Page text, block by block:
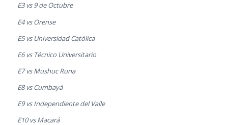
E3 vs 9 de Octubre
E4 vs Orense
E5 vs Universidad Católica
E6 vs Técnico Universitario
E7 vs Mushuc Runa
E8 vs Cumbayá
E9 vs Independiente del Valle
E10 vs Macará